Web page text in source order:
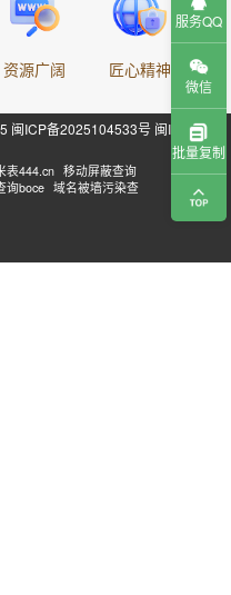
资源广阔 匠心精神
闽ICP备2025104533号 闽ICP备
表444.cn 移动屏蔽查询
询boce 域名被墙污染查
服务QQ
微信
批量复制